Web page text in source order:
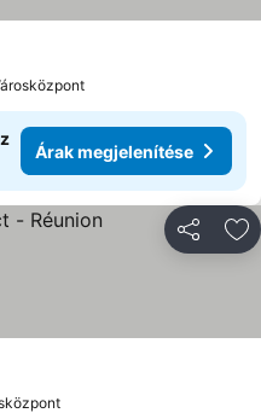
Árak megjelenítése
megjelenítése